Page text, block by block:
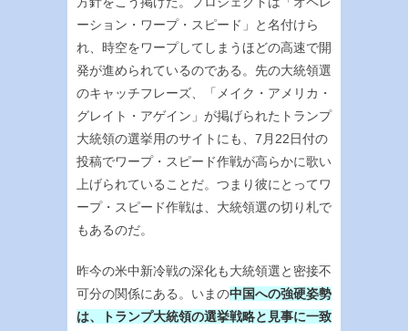
ーション・ワープ・スピード」と名付けら
れ、時空をワープしてしまうほどの高速で開
発が進められているのである。先の大統領選
のキャッチフレーズ、「メイク・アメリカ・
グレイト・アゲイン」が掲げられたトランプ
大統領の選挙用のサイトにも、7月22日付の
投稿でワープ・スピード作戦が高らかに歌い
上げられていることだ。つまり彼にとってワ
ープ・スピード作戦は、大統領選の切り札で
もあるのだ。
昨今の米中新冷戦の深化も大統領選と密接不
可分の関係にある。いまの中国への強硬姿勢
は、トランプ大統領の選挙戦略と見事に一致